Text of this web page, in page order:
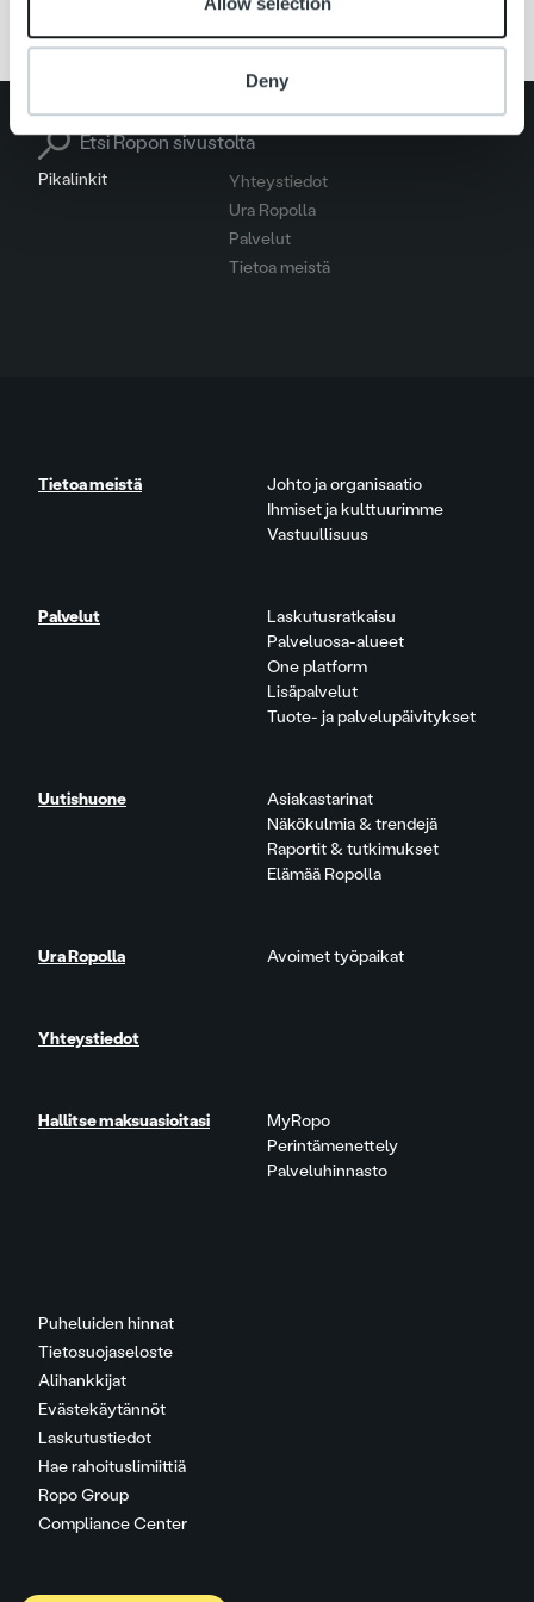
Deny
Pikalinkit
Yhteystiedot
Ura Ropolla
Palvelut
Tietoa meistä
Search for:
Puheluiden hinnat
Tietosuojaseloste
Alihankkijat
Evästekäytännöt
Laskutustiedot
Hae rahoituslimiittiä
Ropo Group
Compliance Center
Tietoa meistä
Johto ja organisaatio
Ihmiset ja kulttuurimme
Vastuullisuus
Palvelut
Laskutusratkaisu
Palveluosa-alueet
One platform
Lisäpalvelut
Tuote- ja palvelupäivitykset
Uutishuone
Asiakastarinat
Näkökulmia & trendejä
Raportit & tutkimukset
Elämää Ropolla
Ura Ropolla Avoimet työpaikat
Yhteystiedot
Hallitse maksuasioitasi
MyRopo
Perintämenettely
Palveluhinnasto